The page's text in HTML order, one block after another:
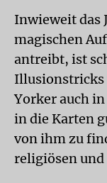
Inwieweit das
magischen
antreibt, ist
Illusionstricks
Yorker auch
in die Karten
von ihm zu
religiösen